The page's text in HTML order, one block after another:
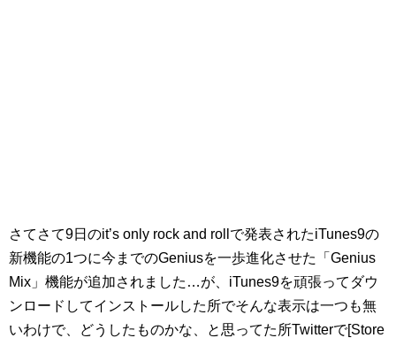
さてさて9日のit’s only rock and rollで発表されたiTunes9の
新機能の1つに今までのGeniusを一歩進化させた「Genius
Mix」機能が追加されました…が、iTunes9を頑張ってダウ
ンロードしてインストールした所でそんな表示は一つも無
いわけで、どうしたものかな、と思ってた所Twitterで[Store